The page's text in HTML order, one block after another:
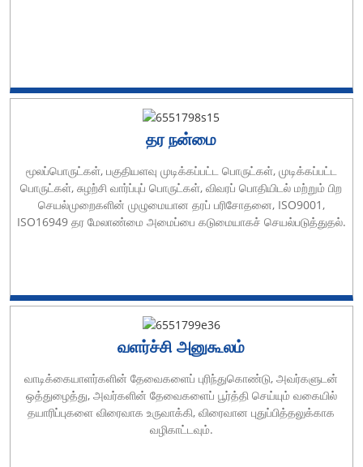
தர நன்மை
மூலப்பொருட்கள், பகுதியளவு முடிக்கப்பட்ட பொருட்கள், முடிக்கப்பட்ட
பொருட்கள், சுழற்சி வார்ப்புப் பொருட்கள், விவரப் பொதியிடல் மற்றும் பிற
செயல்முறைகளின் முழுமையான தரப் பரிசோதனை, ISO9001,
ISO16949 தர மேலாண்மை அமைப்பை கடுமையாகச் செயல்படுத்துதல்.
வளர்ச்சி அனுகூலம்
வாடிக்கையாளர்களின் தேவைகளைப் புரிந்துகொண்டு, அவர்களுடன்
ஒத்துழைத்து, அவர்களின் தேவைகளைப் பூர்த்தி செய்யும் வகையில்
தயாரிப்புகளை விரைவாக உருவாக்கி, விரைவான புதுப்பித்தலுக்காக
வழிகாட்டவும்.